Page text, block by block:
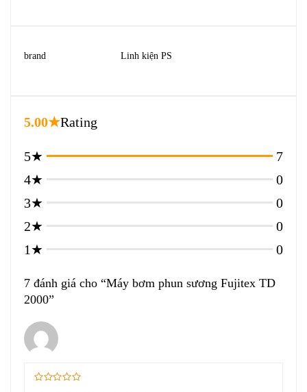
brand Linh kiện PS
5.00★Rating
5★
7
4★
0
3★
0
2★
0
1★
0
7 đánh giá cho
Máy bơm phun sương Fujitex TD
2000